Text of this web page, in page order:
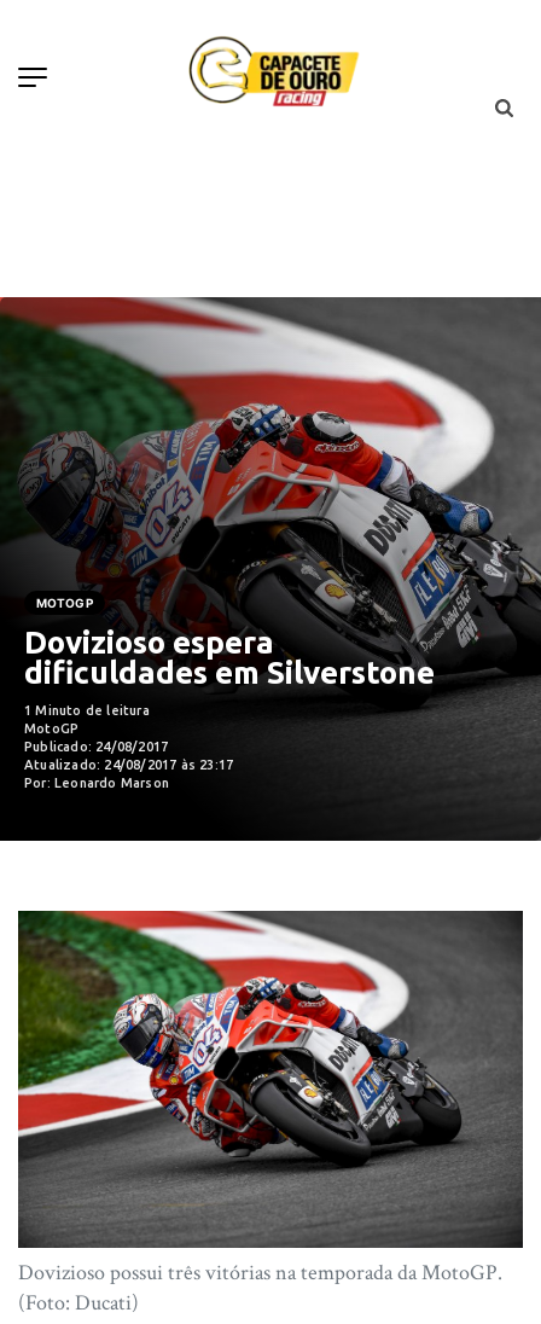
MOTOGP
Dovizioso espera
dificuldades em Silverstone
1 Minuto de leitura
MotoGP
Publicado: 24/08/2017
Atualizado: 24/08/2017 às 23:17
Por: Leonardo Marson
Dovizioso possui três vitórias na temporada da MotoGP.
(Foto: Ducati)